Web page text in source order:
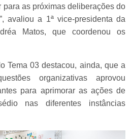
para as próximas deliberações do
avaliou a 1ª vice-presidenta da
Matos, que coordenou os
Tema 03 destacou, ainda, que a
organizativas aprovou
para aprimorar as ações de
nas diferentes instâncias